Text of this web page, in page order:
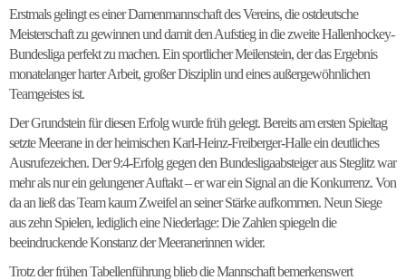
Erstmals gelingt es einer Damenmannschaft des Vereins, die ostdeutsche
Meisterschaft zu gewinnen und damit den Aufstieg in die zweite Hallenhockey-
Bundesliga perfekt zu machen. Ein sportlicher Meilenstein, der das Ergebnis
monatelanger harter Arbeit, großer Disziplin und eines außergewöhnlichen
Teamgeistes ist.
Der Grundstein für diesen Erfolg wurde früh gelegt. Bereits am ersten Spieltag
setzte Meerane in der heimischen Karl-Heinz-Freiberger-Halle ein deutliches
Ausrufezeichen. Der 9:4-Erfolg gegen den Bundesligaabsteiger aus Steglitz war
mehr als nur ein gelungener Auftakt – er war ein Signal an die Konkurrenz. Von
da an ließ das Team kaum Zweifel an seiner Stärke aufkommen. Neun Siege
aus zehn Spielen, lediglich eine Niederlage: Die Zahlen spiegeln die
beeindruckende Konstanz der Meeranerinnen wider.
Trotz der frühen Tabellenführung blieb die Mannschaft bemerkenswert